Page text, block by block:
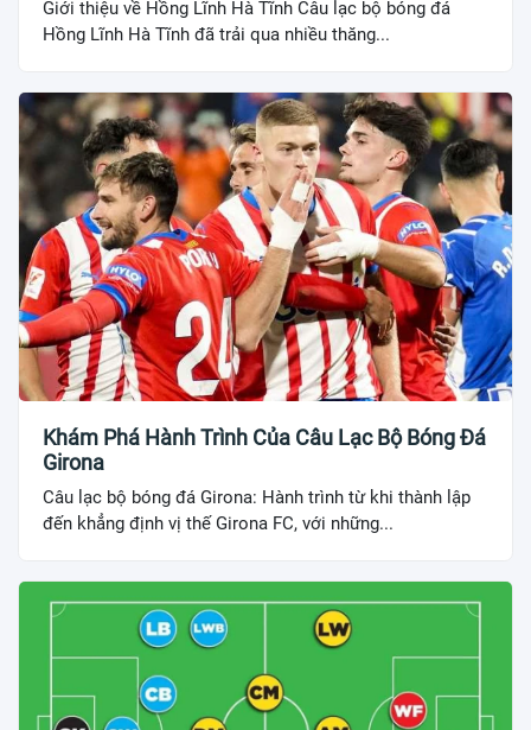
Giới thiệu về Hồng Lĩnh Hà Tĩnh Câu lạc bộ bóng đá
Hồng Lĩnh Hà Tĩnh đã trải qua nhiều thăng...
Khám Phá Hành Trình Của Câu Lạc Bộ Bóng Đá
Girona
Câu lạc bộ bóng đá Girona: Hành trình từ khi thành lập
đến khẳng định vị thế Girona FC, với những...